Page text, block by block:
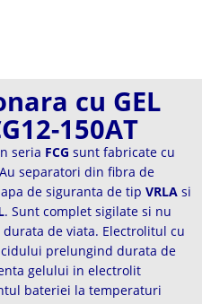
cu GEL
150AT
seria FCG sunt fabricate cu
separatori din fibra de
de siguranta de tip VRLA si
. Sunt complet sigilate si nu
de viata. Electrolitul cu
prelungind durata de
gelului in electrolit
bateriei la temperaturi